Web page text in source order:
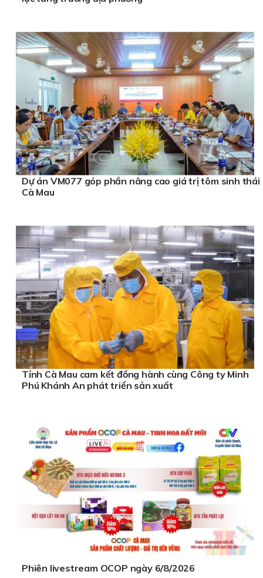
Dự án VM077 góp phần nâng cao giá trị tôm sinh thái
Cà Mau
Tỉnh Cà Mau cam kết đồng hành cùng Công ty Minh
Phú Khánh An phát triển sản xuất
Phiên livestream OCOP ngày 6/8/2026